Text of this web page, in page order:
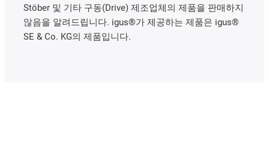
Stöber 및 기타 구동(Drive) 제조업체의 제품을 판매하지
않음을 알려드립니다. igus®가 제공하는 제품은 igus®
SE & Co. KG의 제품입니다.